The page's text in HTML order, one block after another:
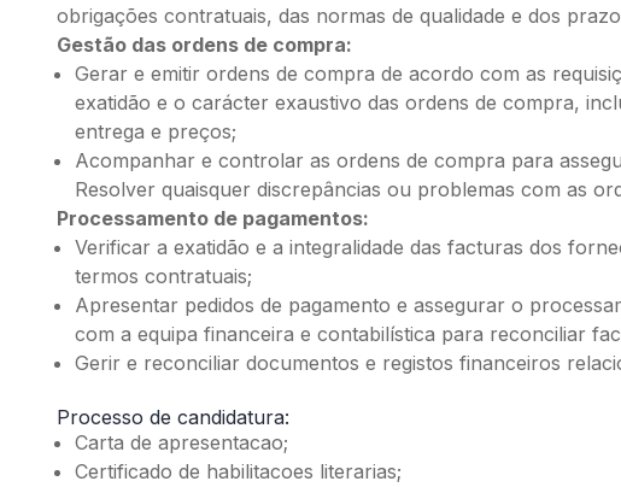
obrigações contratuais, das normas de qualidade e dos
Gestão das ordens de compra:
Gerar e emitir ordens de compra de acordo com as
exatidão e o carácter exaustivo das ordens de compra,
entrega e preços;
Acompanhar e controlar as ordens de compra para
Resolver quaisquer discrepâncias ou problemas com as
Processamento de pagamentos:
Verificar a exatidão e a integralidade das facturas dos
termos contratuais;
Apresentar pedidos de pagamento e assegurar o
com a equipa financeira e contabilística para reconciliar
Gerir e reconciliar documentos e registos financeiros
Processo de candidatura:
Carta de apresentacao;
Certificado de habilitacoes literarias;